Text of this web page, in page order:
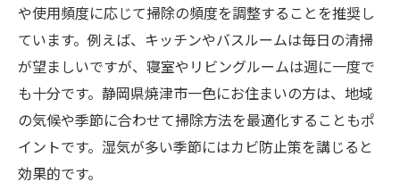
や使用頻度に応じて掃除の頻度を調整することを推奨し
ています。例えば、キッチンやバスルームは毎日の清掃
が望ましいですが、寝室やリビングルームは週に一度で
も十分です。静岡県焼津市一色にお住まいの方は、地域
の気候や季節に合わせて掃除方法を最適化することもポ
イントです。湿気が多い季節にはカビ防止策を講じると
効果的です。